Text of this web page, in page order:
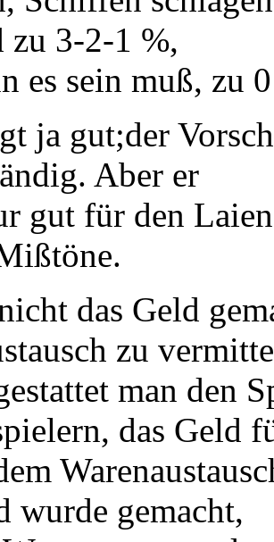
zu 3-2-1 %,
es sein muß, zu
ja gut;der
Aber er
gut für den
das Geld
zu
man den
das Geld
wurde gemacht,